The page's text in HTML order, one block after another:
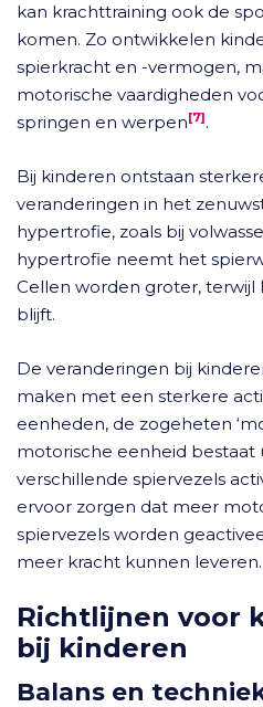
kan krachttraining ook de
komen. Zo ontwikkelen
spierkracht en -vermogen,
motorische vaardigheden
springen en werpen[7].
Bij kinderen ontstaan
veranderingen in het
hypertrofie, zoals bij
hypertrofie neemt het
Cellen worden groter, terwijl
blijft.
De veranderingen bij
maken met een sterkere
eenheden, de zogeheten
motorische eenheid bestaat
verschillende spiervezels
ervoor zorgen dat meer
spiervezels worden
meer kracht kunnen leveren.
Richtlijnen voor
bij kinderen
Balans en